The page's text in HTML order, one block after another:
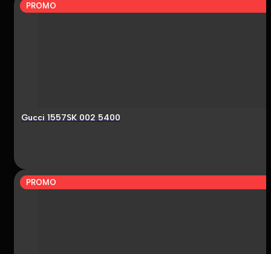
PROMO
Gucci 1557SK 002 5400
PROMO